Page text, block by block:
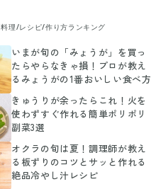
料理/レシピ/作り方ランキング
いまが旬の「みょうが」を買っ
たらやらなきゃ損！プロが教え
るみょうがの1番おいしい食べ方
きゅうりが余ったらこれ！火を
使わずすぐ作れる簡単ポリポリ
副菜3選
オクラの旬は夏！調理師が教え
る板ずりのコツとサッと作れる
絶品冷やし汁レシピ